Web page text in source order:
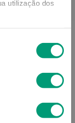
utilização dos